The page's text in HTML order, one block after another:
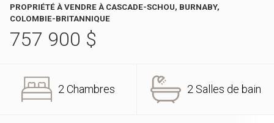
PROPRIÉTÉ À VENDRE À CASCADE-SCHOU, BURNABY,
COLOMBIE-BRITANNIQUE
757 900 $
2 Chambres 2 Salles de bain